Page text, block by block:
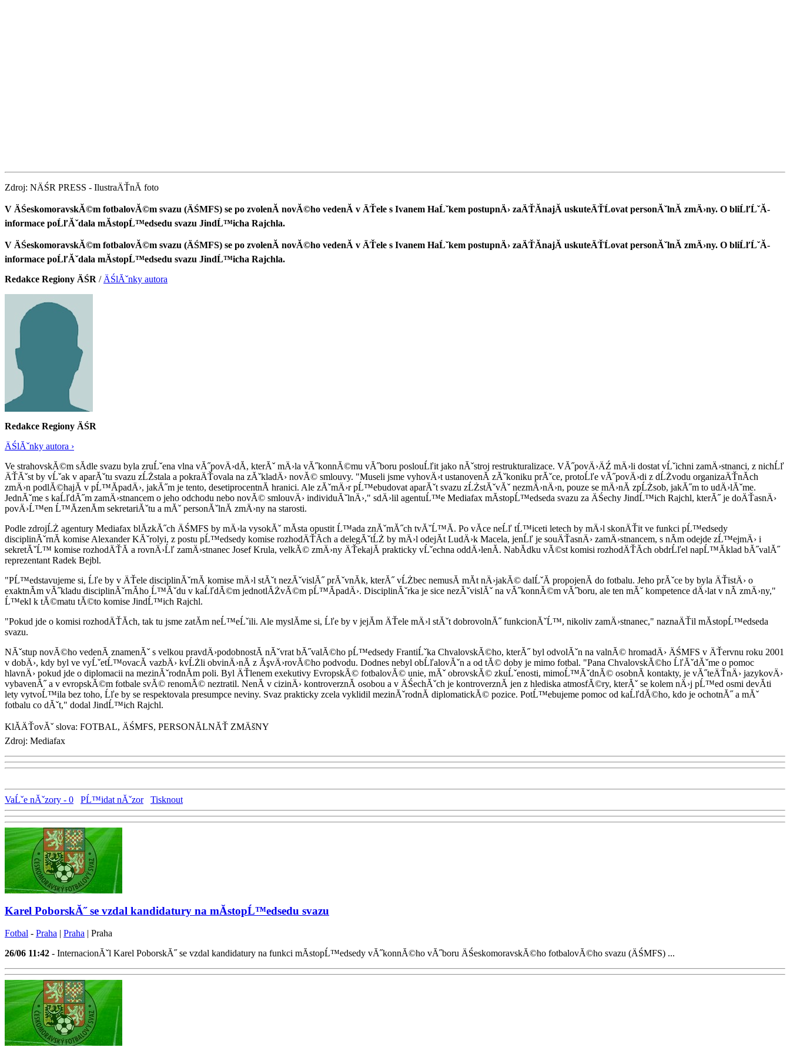
Zdroj: NÄŚR PRESS - IlustraÄŤnĂ­ foto
V ÄŚeskomoravskĂ©m fotbalovĂ©m svazu (ÄŚMFS) se po zvolenĂ­ novĂ©ho vedenĂ­ v ÄŤele s Ivanem HaĹˇkem postupnÄ› zaÄŤĂ­najĂ­ uskuteÄŤĹovat personĂˇlnĂ­ zmÄ›ny. O bliĹľĹˇĂ­
informace poĹľĂˇdala mĂ­stopĹ™edsedu svazu JindĹ™icha Rajchla.
V ÄŚeskomoravskĂ©m fotbalovĂ©m svazu (ÄŚMFS) se po zvolenĂ­ novĂ©ho vedenĂ­ v ÄŤele s Ivanem HaĹˇkem postupnÄ› zaÄŤĂ­najĂ­ uskuteÄŤĹovat personĂˇlnĂ­ zmÄ›ny. O bliĹľĹˇĂ­
informace poĹľĂˇdala mĂ­stopĹ™edsedu svazu JindĹ™icha Rajchla.
Redakce Regiony ÄŚR / ÄŚlĂˇnky autora
Redakce Regiony ÄŚR
ÄŚlĂˇnky autora ›
Ve strahovskĂ©m sĂ­dle svazu byla zruĹˇena vlna vĂ˝povÄ›dĂ­, kterĂˇ mÄ›la vĂ˝konnĂ©mu vĂ˝boru poslouĹľit jako nĂˇstroj restrukturalizace. VĂ˝povÄ›ÄŹ mÄ›li dostat vĹˇichni zamÄ›stnanci, z nichĹľ
ÄŤĂˇst by vĹˇak v aparĂˇtu svazu zĹŻstala a pokraÄŤovala na zĂˇkladÄ› novĂ© smlouvy. "Museli jsme vyhovÄ›t ustanovenĂ­ zĂˇkoniku prĂˇce, protoĹľe vĂ˝povÄ›di z dĹŻvodu organizaÄŤnĂ­ch
zmÄ›n podlĂ©hajĂ­ v pĹ™Ă­padÄ›, jakĂ˝m je tento, desetiprocentnĂ­ hranici. Ale zĂˇmÄ›r pĹ™ebudovat aparĂˇt svazu zĹŻstĂˇvĂˇ nezmÄ›nÄ›n, pouze se mÄ›nĂ­ zpĹŻsob, jakĂ˝m to udÄ›lĂˇme.
JednĂˇme s kaĹľdĂ˝m zamÄ›stnancem o jeho odchodu nebo novĂ© smlouvÄ› individuĂˇlnÄ›," sdÄ›lil agentuĹ™e Mediafax mĂ­stopĹ™edseda svazu za ÄŚechy JindĹ™ich Rajchl, kterĂ˝ je doÄŤasnÄ›
povÄ›Ĺ™en Ĺ™Ă­zenĂ­m sekretariĂˇtu a mĂˇ personĂˇlnĂ­ zmÄ›ny na starosti.
Podle zdrojĹŻ agentury Mediafax blĂ­zkĂ˝ch ÄŚMFS by mÄ›la vysokĂˇ mĂ­sta opustit Ĺ™ada znĂˇmĂ˝ch tvĂˇĹ™Ă­. Po vĂ­ce neĹľ tĹ™iceti letech by mÄ›l skonÄŤit ve funkci pĹ™edsedy
disciplinĂˇrnĂ­ komise Alexander KĂˇrolyi, z postu pĹ™edsedy komise rozhodÄŤĂ­ch a delegĂˇtĹŻ by mÄ›l odejĂ­t LudÄ›k Macela, jenĹľ je souÄŤasnÄ› zamÄ›stnancem, s nĂ­m odejde zĹ™ejmÄ› i
sekretĂˇĹ™ komise rozhodÄŤĂ­ a rovnÄ›Ĺľ zamÄ›stnanec Josef Krula, velkĂ© zmÄ›ny ÄŤekajĂ­ prakticky vĹˇechna oddÄ›lenĂ­. NabĂ­dku vĂ©st komisi rozhodÄŤĂ­ch obdrĹľel napĹ™Ă­klad bĂ˝valĂ˝
reprezentant Radek Bejbl.
"PĹ™edstavujeme si, Ĺľe by v ÄŤele disciplinĂˇrnĂ­ komise mÄ›l stĂˇt nezĂˇvislĂ˝ prĂˇvnĂ­k, kterĂ˝ vĹŻbec nemusĂ­ mĂ­t nÄ›jakĂ© dalĹˇĂ­ propojenĂ­ do fotbalu. Jeho prĂˇce by byla ÄŤistÄ› o
exaktnĂ­m vĂ˝kladu disciplinĂˇrnĂ­ho Ĺ™Ăˇdu v kaĹľdĂ©m jednotlĂŻvĂ©m pĹ™Ă­padÄ›. DisciplinĂˇrka je sice nezĂˇvislĂˇ na vĂ˝konnĂ©m vĂ˝boru, ale ten mĂˇ kompetence dÄ›lat v nĂ­ zmÄ›ny,"
Ĺ™ekl k tĂ©matu tĂ©to komise JindĹ™ich Rajchl.
"Pokud jde o komisi rozhodÄŤĂ­ch, tak tu jsme zatĂ­m neĹ™eĹˇili. Ale myslĂ­me si, Ĺľe by v jejĂ­m ÄŤele mÄ›l stĂˇt dobrovolnĂ˝ funkcionĂˇĹ™, nikoliv zamÄ›stnanec," naznaÄŤil mĂ­stopĹ™edseda
svazu.
NĂˇstup novĂ©ho vedenĂ­ znamenĂˇ s velkou pravdÄ›podobnostĂ­ nĂˇvrat bĂ˝valĂ©ho pĹ™edsedy FrantiĹˇka ChvalovskĂ©ho, kterĂ˝ byl odvolĂˇn na valnĂ© hromadÄ› ÄŚMFS v ÄŤervnu roku 2001
v dobÄ›, kdy byl ve vyĹˇetĹ™ovacĂ­ vazbÄ› kvĹŻli obvinÄ›nĂ­ z ĂşvÄ›rovĂ©ho podvodu. Dodnes nebyl obĹľalovĂˇn a od tĂ© doby je mimo fotbal. "Pana ChvalovskĂ©ho ĹľĂˇdĂˇme o pomoc
hlavnÄ› pokud jde o diplomacii na mezinĂˇrodnĂ­m poli. Byl ÄŤlenem exekutivy EvropskĂ© fotbalovĂ© unie, mĂˇ obrovskĂ© zkuĹˇenosti, mimoĹ™ĂˇdnĂ© osobnĂ­ kontakty, je vĂ˝teÄŤnÄ› jazykovÄ›
vybavenĂ˝ a v evropskĂ©m fotbale svĂ© renomĂ© neztratil. NenĂ­ v cizinÄ› kontroverznĂ­ osobou a v ÄŚechĂˇch je kontroverznĂ­ jen z hlediska atmosfĂ©ry, kterĂˇ se kolem nÄ›j pĹ™ed osmi devĂ­ti
lety vytvoĹ™ila bez toho, Ĺľe by se respektovala presumpce neviny. Svaz prakticky zcela vyklidil mezinĂˇrodnĂ­ diplomatickĂ© pozice. PotĹ™ebujeme pomoc od kaĹľdĂ©ho, kdo je ochotnĂ˝ a mĂˇ
fotbalu co dĂˇt," dodal JindĹ™ich Rajchl.
KlĂ­ÄŤovĂˇ slova: FOTBAL, ÄŚMFS, PERSONĂLNĂŤ ZMÄšNY
Zdroj: Mediafax
VaĹˇe nĂˇzory - 0 PĹ™idat nĂˇzor Tisknout
Karel PoborskĂ˝ se vzdal kandidatury na mĂ­stopĹ™edsedu svazu
Fotbal - Praha | Praha | Praha
26/06 11:42 - InternacionĂˇl Karel PoborskĂ˝ se vzdal kandidatury na funkci mĂ­stopĹ™edsedy vĂ˝konnĂ©ho vĂ˝boru ÄŚeskomoravskĂ©ho fotbalovĂ©ho svazu (ÄŚMFS) ...